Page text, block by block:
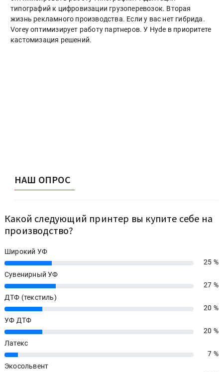
типографий к цифровизации грузоперевозок. Вторая
жизнь рекламного производства. Если у вас нет гибрида.
Vorey оптимизирует работу партнеров. У Hyde в приоритете
кастомизация решений.
НАШ ОПРОС
Какой следующий принтер вы купите себе на
производство?
Широкий УФ
25%
25 %
Сувенирный УФ
27%
27 %
ДТФ (текстиль)
20%
20 %
УФ ДТФ
20%
20 %
Латекс
7%
7 %
Экосольвент